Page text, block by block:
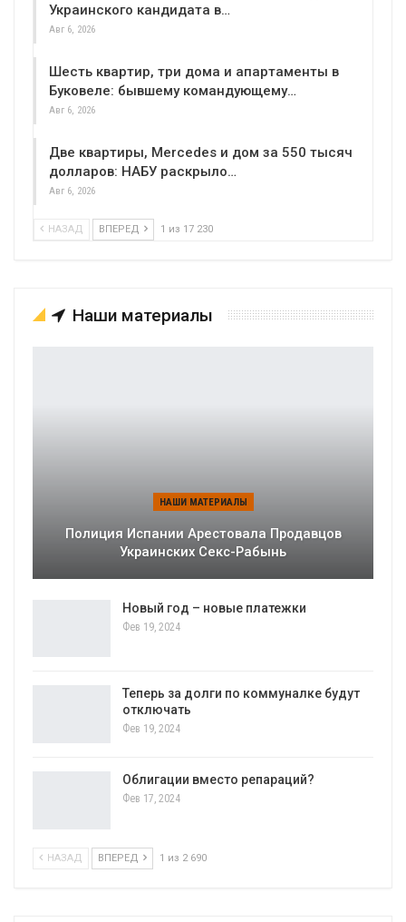
Украинского кандидата в…
Авг 6, 2026
Шесть квартир, три дома и апартаменты в
Буковеле: бывшему командующему…
Авг 6, 2026
Две квартиры, Mercedes и дом за 550 тысяч
долларов: НАБУ раскрыло…
Авг 6, 2026
НАЗАД ВПЕРЕД 1 из 17 230
Наши материалы
НАШИ МАТЕРИАЛЫ
Полиция Испании Арестовала Продавцов
Украинских Секс-Рабынь
Новый год – новые платежки
Фев 19, 2024
Теперь за долги по коммуналке будут
отключать
Фев 19, 2024
Облигации вместо репараций?
Фев 17, 2024
НАЗАД ВПЕРЕД 1 из 2 690